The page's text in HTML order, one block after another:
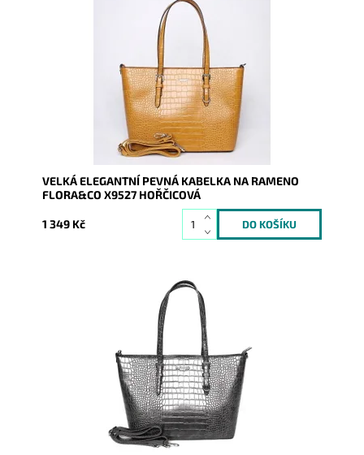
Pevná velká elegantní kabelka do ruky i na rameno
značky FLORA&CO se stříbrnými doplňky. Módní
Skladem
8958
FLORA&CO
2 roky
VELKÁ ELEGANTNÍ PEVNÁ KABELKA NA RAMENO
FLORA&CO X9527 HOŘČICOVÁ
1 349 Kč
Pevná velká elegantní kabelka do ruky i na rameno
značky FLORA&CO se stříbrnými doplňky. Krásný
Skladem
9241
FLORA&CO
2 roky